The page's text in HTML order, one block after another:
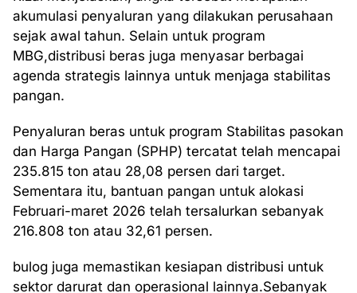
akumulasi penyaluran yang dilakukan perusahaan
sejak awal tahun. Selain untuk program
MBG,distribusi beras juga menyasar berbagai
agenda strategis lainnya untuk menjaga stabilitas
pangan.
Penyaluran beras untuk program Stabilitas pasokan
dan Harga Pangan (SPHP) tercatat telah mencapai
235.815 ton atau 28,08 persen dari target.
Sementara itu, bantuan pangan untuk alokasi
Februari-maret 2026 telah tersalurkan sebanyak
216.808 ton atau 32,61 persen.
bulog juga memastikan kesiapan distribusi untuk
sektor darurat dan operasional lainnya.Sebanyak